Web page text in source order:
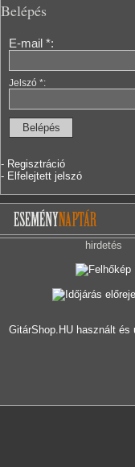
Belépés
E-mail *:
Jelszó *:
- Regisztráció
- Elfelejtett jelszó
hirdetés
GitárShop.HU használt és